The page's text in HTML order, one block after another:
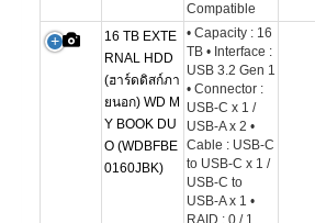
Compatible
16 TB EXTE
RNAL HDD
(ฮาร์ดดิสก์ภา
ยนอก) WD M
Y BOOK DU
O (WDBFBE
0160JBK)
• Capacity : 16
TB • Interface :
USB 3.2 Gen 1
• Connector :
USB-C x 1 /
USB-A x 2 •
Cable : USB-C
to USB-C x 1 /
USB-C to
USB-A x 1 •
RAID : 0 / 1